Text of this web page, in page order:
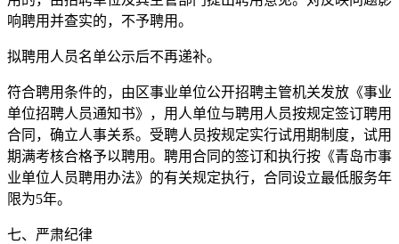
响聘用并查实的，不予聘用。
拟聘用人员名单公示后不再递补。
符合聘用条件的，由区事业单位公开招聘主管机关发放《事业
单位招聘人员通知书》，用人单位与聘用人员按规定签订聘用
合同，确立人事关系。受聘人员按规定实行试用期制度，试用
期满考核合格予以聘用。聘用合同的签订和执行按《青岛市事
业单位人员聘用办法》的有关规定执行，合同设立最低服务年
限为5年。
七、严肃纪律